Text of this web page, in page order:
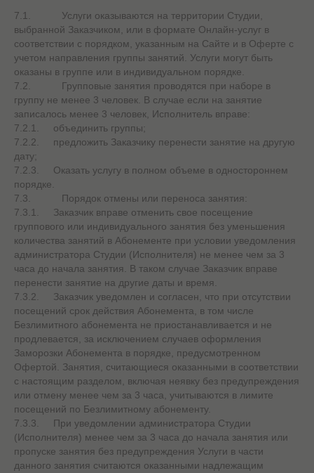
7.1. Услуги оказываются на территории Студии,
выбранной Заказчиком, или в формате Онлайн-услуг в
соответствии с порядком, указанным на Сайте и в Оферте с
учетом направления группы занятий. Услуги могут быть
оказаны в группе или в индивидуальном порядке.
7.2. Групповые занятия проводятся при наборе в
группу не менее 3 человек. В случае если на занятие
записалось менее 3 человек, Исполнитель вправе:
7.2.1. объединить группы;
7.2.2. предложить Заказчику перенести занятие на другую
дату;
7.2.3. Оказать услугу в полном объеме в одностороннем
порядке.
7.3. Порядок отмены или переноса занятия:
7.3.1. Заказчик вправе отменить свое посещение
группового или индивидуального занятия без уменьшения
количества занятий в Абонементе при условии уведомления
администратора Студии (Исполнителя) не менее чем за 3
часа до начала занятия. В таком случае Заказчик вправе
перенести занятие на другие даты и время.
7.3.2. Заказчик уведомлен и согласен, что при отсутствии
посещений срок действия Абонемента, в том числе
Безлимитного абонемента не приостанавливается и не
продлевается, за исключением случаев оформления
Заморозки Абонемента в порядке, предусмотренном
Офертой. Занятия, считающиеся оказанными в соответствии
с настоящим разделом, включая неявку без предупреждения
или отмену менее чем за 3 часа, учитываются в лимите
посещений по Безлимитному абонементу.
7.3.3. При уведомлении администратора Студии
(Исполнителя) менее чем за 3 часа до начала занятия или
пропуске занятия без предупреждения Услуги в части
данного занятия считаются оказанными надлежащим